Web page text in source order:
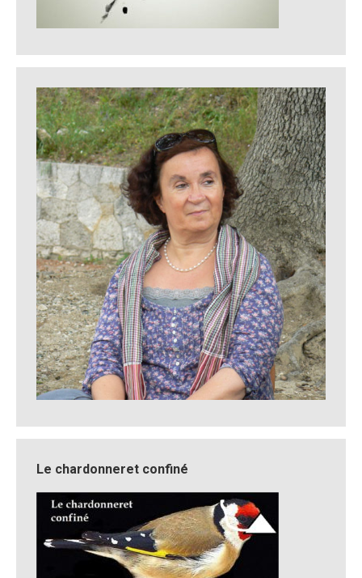
Le chardonneret confiné